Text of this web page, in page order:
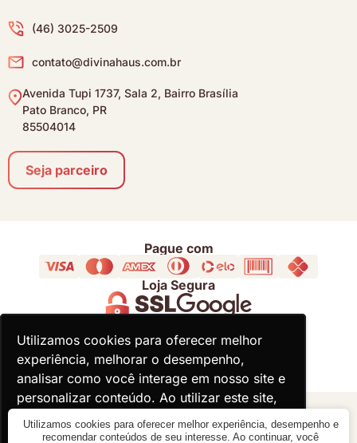
Utilizamos cookies para oferecer melhor
experiência, melhorar o desempenho,
analisar como você interage em nosso site e
personalizar conteúdo. Ao utilizar este site,
você concorda com o uso de cookies.
Utilizamos cookies para oferecer melhor
experiência, melhorar o desempenho,
analisar como você interage em nosso site e
personalizar conteúdo. Ao utilizar este site,
você concorda com o uso de cookies.
(46) 3025-2509
contato@divinahaus.com.br
Avenida Tupi 1737, Sala 2, Bairro Brasília
Pato Branco, PR
85504014
Seja parceiro
Pague com
Loja Segura
Acompanhe
© 2000 - 2026 - Divina Haus - CNPJ: 18.930.821/0001-92
Utilizamos cookies para oferecer melhor experiência, desempenho e
recomendar conteúdos de seu interesse. Ao continuar, você